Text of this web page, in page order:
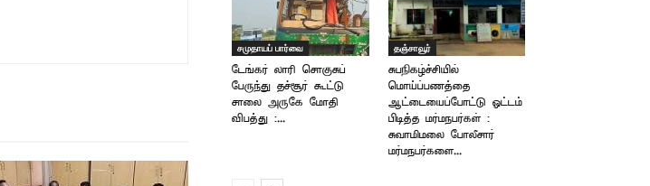
சமுதாயப் பார்வை
டேங்கர் லாரி சொகுசுப்
பேருந்து தச்சூர் கூட்டு
சாலை அருகே மோதி
விபத்து :...
தஞ்சாவூர்
சுபநிகழ்ச்சியில்
மொய்ப்பணத்தை
ஆட்டையைப்போட்டு ஓட்டம்
பிடித்த மர்மநபர்கள் :
சுவாமிமலை போலீசார்
மர்மநபர்களை...